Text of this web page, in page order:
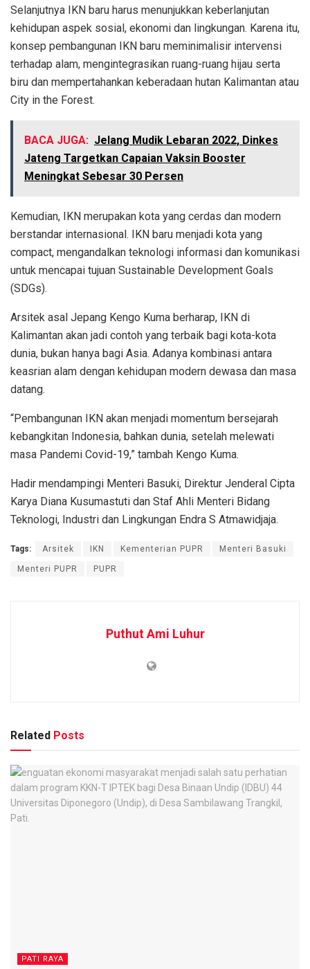
Selanjutnya IKN baru harus menunjukkan keberlanjutan
kehidupan aspek sosial, ekonomi dan lingkungan. Karena itu,
konsep pembangunan IKN baru meminimalisir intervensi
terhadap alam, mengintegrasikan ruang-ruang hijau serta
biru dan mempertahankan keberadaan hutan Kalimantan atau
City in the Forest.
BACA JUGA: Jelang Mudik Lebaran 2022, Dinkes
Jateng Targetkan Capaian Vaksin Booster
Meningkat Sebesar 30 Persen
Kemudian, IKN merupakan kota yang cerdas dan modern
berstandar internasional. IKN baru menjadi kota yang
compact, mengandalkan teknologi informasi dan komunikasi
untuk mencapai tujuan Sustainable Development Goals
(SDGs).
Arsitek asal Jepang Kengo Kuma berharap, IKN di
Kalimantan akan jadi contoh yang terbaik bagi kota-kota
dunia, bukan hanya bagi Asia. Adanya kombinasi antara
keasrian alam dengan kehidupan modern dewasa dan masa
datang.
“Pembangunan IKN akan menjadi momentum bersejarah
kebangkitan Indonesia, bahkan dunia, setelah melewati
masa Pandemi Covid-19,” tambah Kengo Kuma.
Hadir mendampingi Menteri Basuki, Direktur Jenderal Cipta
Karya Diana Kusumastuti dan Staf Ahli Menteri Bidang
Teknologi, Industri dan Lingkungan Endra S Atmawidjaja.
Tags: Arsitek IKN Kementerian PUPR Menteri Basuki
Menteri PUPR PUPR
Puthut Ami Luhur
Related Posts
PATI RAYA